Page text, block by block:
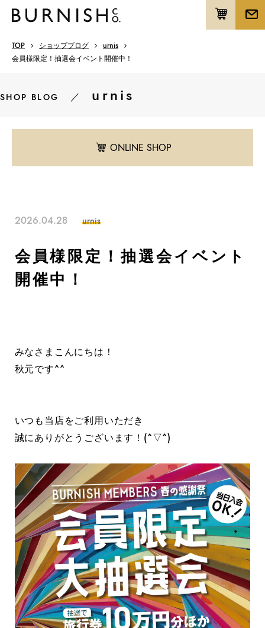
TOP ショップブログ
urnis
会員様限定！抽選会イベント開催中！
SHOP BLOG ／ urnis
ONLINE SHOP
2026.04.28 urnis
会員様限定！抽選会イベント
開催中！
みなさまこんにちは！
秋元です^^
いつも当店をご利用いただき
誠にありがとうございます！(^▽^)